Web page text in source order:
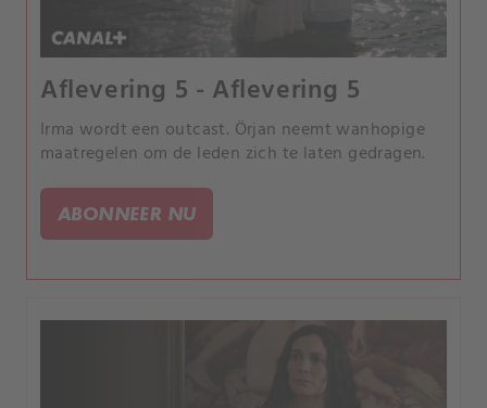
Aflevering 5 - Aflevering 5
Irma wordt een outcast. Örjan neemt wanhopige
maatregelen om de leden zich te laten gedragen.
ABONNEER NU